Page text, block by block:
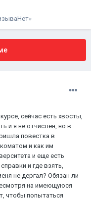
сейчас есть хвосты,
и я не отчислен, но в
повестка в
и как им
и еще есть
и где взять,
не дергал? Обязан ли
на имеющуюся
чтобы попытаться